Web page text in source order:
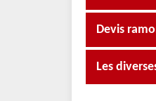
Devis
Les